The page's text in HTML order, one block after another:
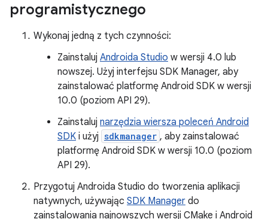
programistycznego
Wykonaj jedną z tych czynności:
Zainstaluj Androida Studio w wersji 4.0 lub
nowszej. Użyj interfejsu SDK Manager, aby
zainstalować platformę Android SDK w wersji
10.0 (poziom API 29).
Zainstaluj narzędzia wiersza poleceń Android
SDK i użyj sdkmanager , aby zainstalować
platformę Android SDK w wersji 10.0 (poziom
API 29).
Przygotuj Androida Studio do tworzenia aplikacji
natywnych, używając SDK Manager do
zainstalowania najnowszych wersji CMake i Android